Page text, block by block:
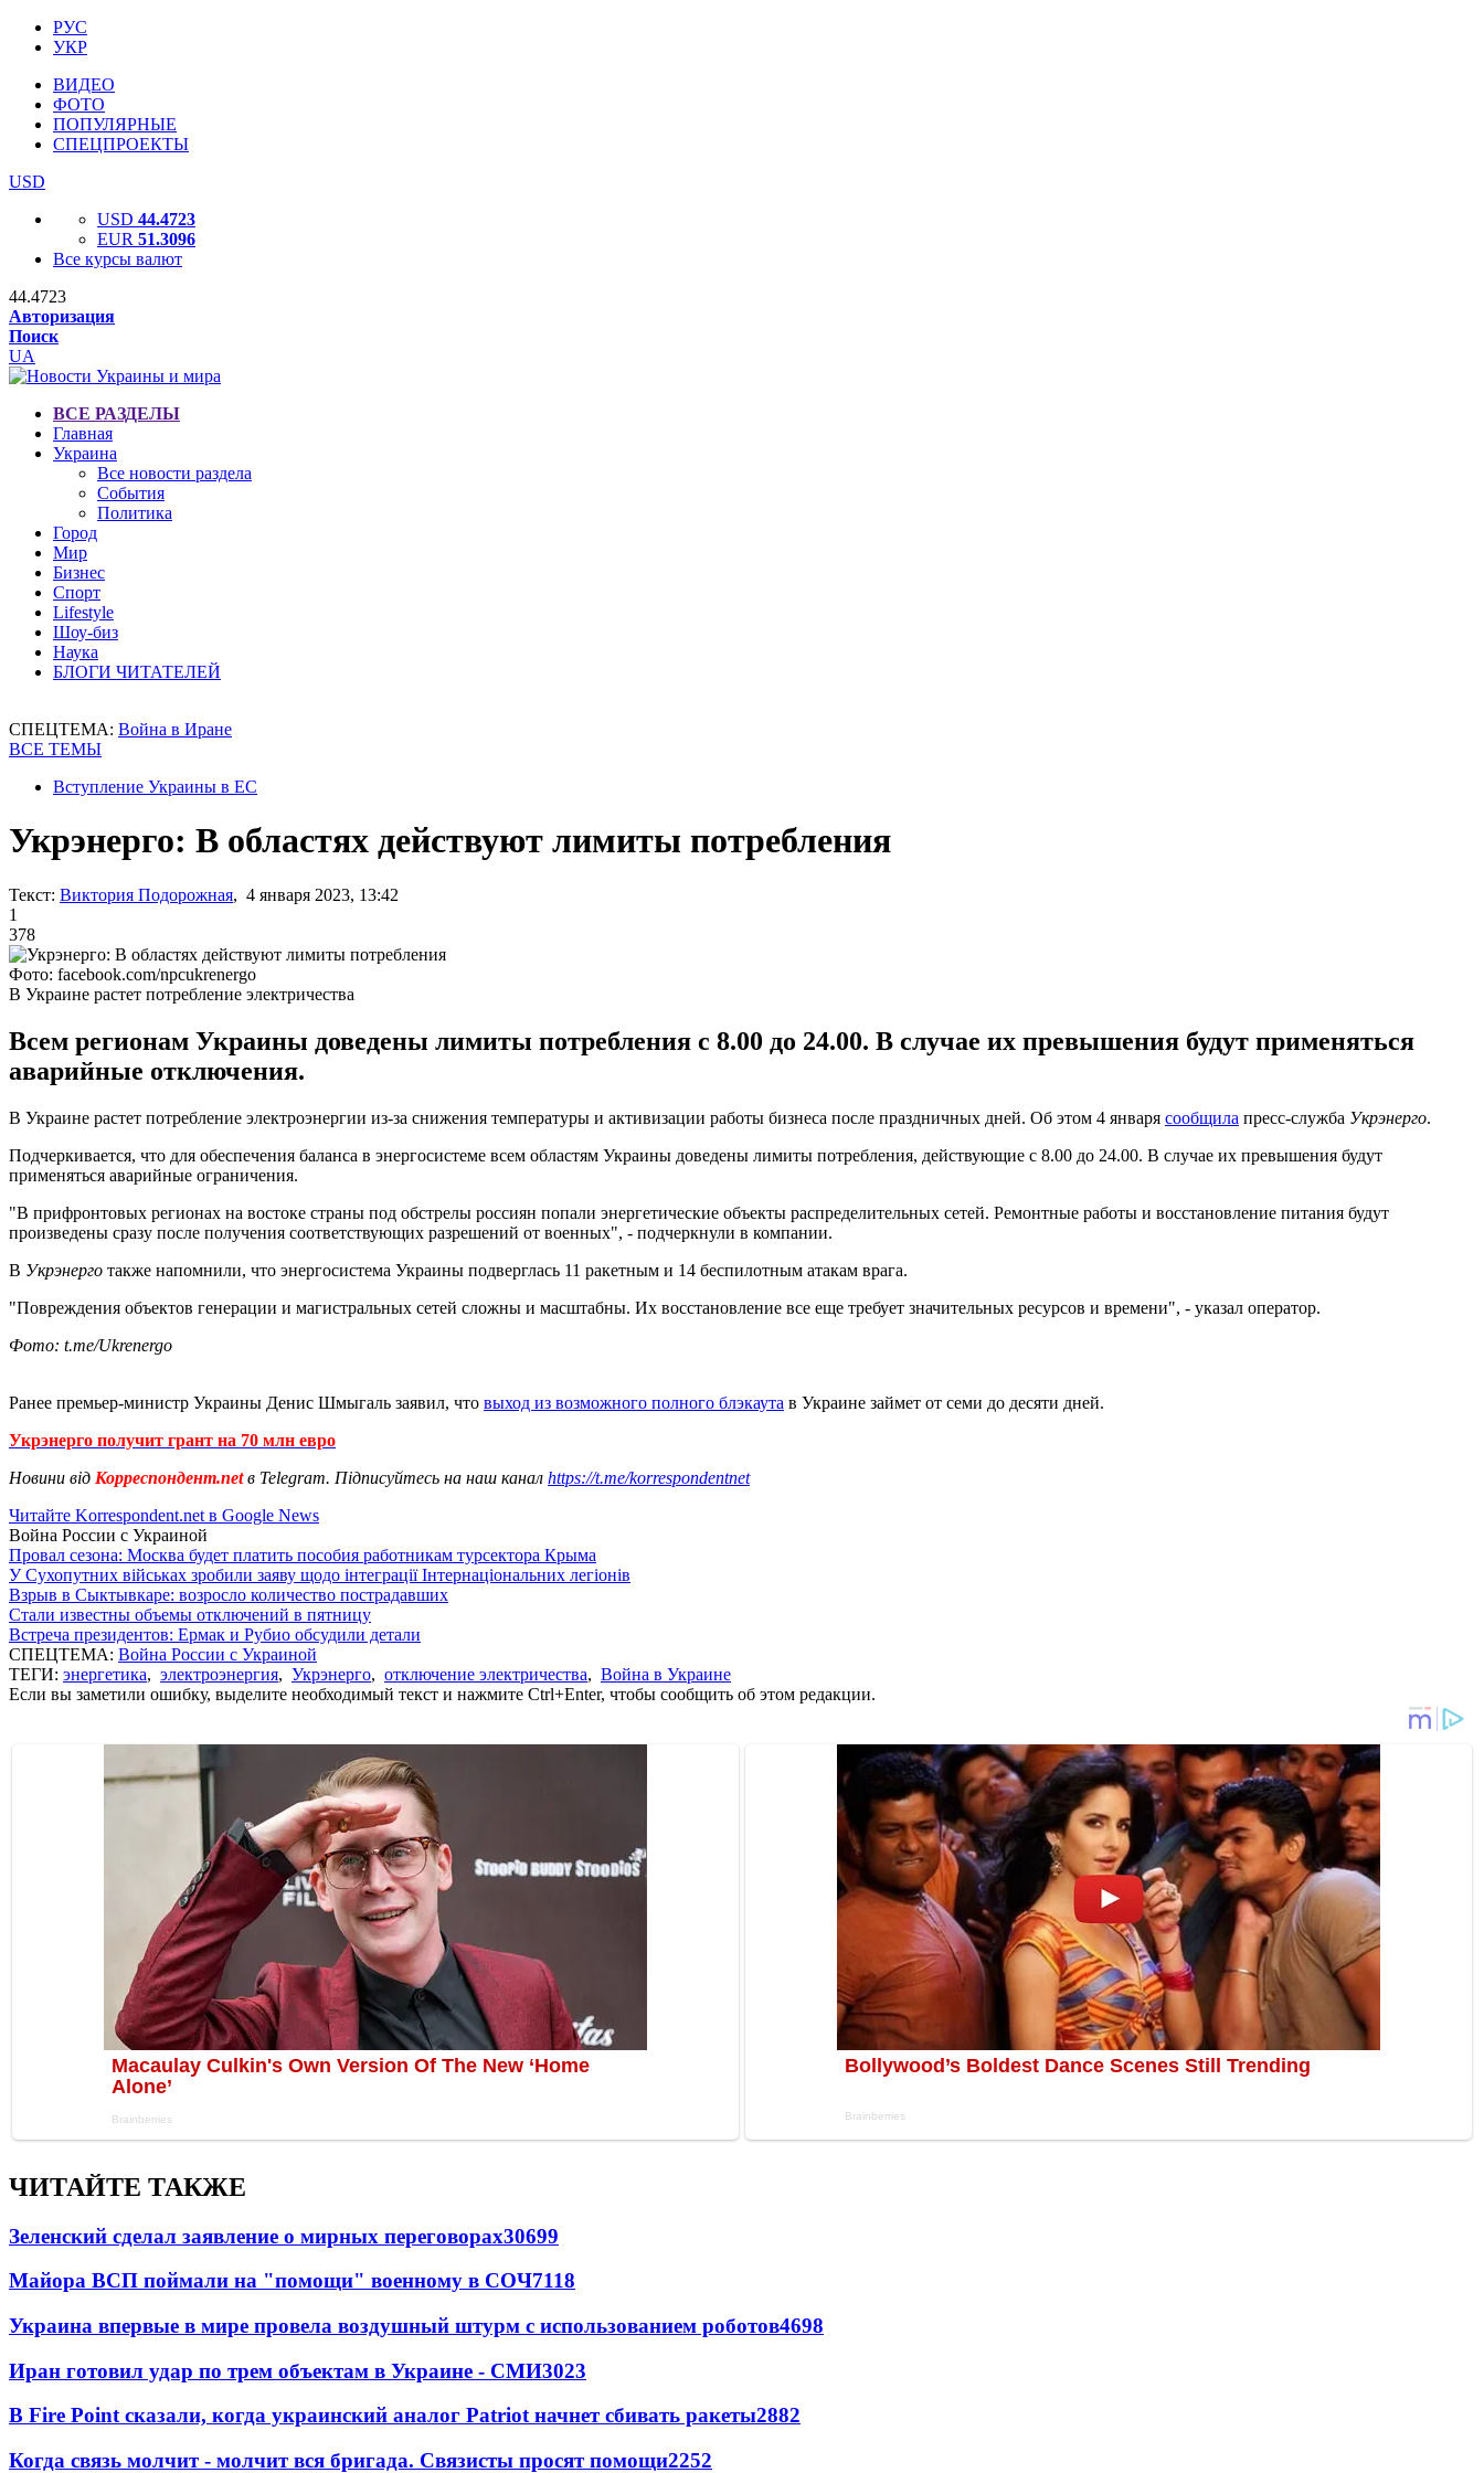
РУС
УКР
ВИДЕО
ФОТО
ПОПУЛЯРНЫЕ
СПЕЦПРОЕКТЫ
USD
USD 44.4723
EUR 51.3096
Все курсы валют
44.4723
Авторизация
Поиск
UA
ВСЕ РАЗДЕЛЫ
Главная
Украина
Все новости раздела
События
Политика
Город
Мир
Бизнес
Спорт
Lifestyle
Шоу-биз
Наука
БЛОГИ ЧИТАТЕЛЕЙ
СПЕЦТЕМА: Война в Иране
ВСЕ ТЕМЫ
Вступление Украины в ЕС
Укрэнерго: В областях действуют лимиты потребления
Текст: Виктория Подорожная, 4 января 2023, 13:42
1
378
Фото: facebook.com/npcukrenergo
В Украине растет потребление электричества
Всем регионам Украины доведены лимиты потребления с 8.00 до 24.00. В случае их превышения будут применяться
аварийные отключения.
В Украине растет потребление электроэнергии из-за снижения температуры и активизации работы бизнеса после праздничных дней. Об этом 4 января сообщила пресс-служба Укрэнерго.
Подчеркивается, что для обеспечения баланса в энергосистеме всем областям Украины доведены лимиты потребления, действующие с 8.00 до 24.00. В случае их превышения будут
применяться аварийные ограничения.
"В прифронтовых регионах на востоке страны под обстрелы россиян попали энергетические объекты распределительных сетей. Ремонтные работы и восстановление питания будут
произведены сразу после получения соответствующих разрешений от военных", - подчеркнули в компании.
В Укрэнерго также напомнили, что энергосистема Украины подверглась 11 ракетным и 14 беспилотным атакам врага.
"Повреждения объектов генерации и магистральных сетей сложны и масштабны. Их восстановление все еще требует значительных ресурсов и времени", - указал оператор.
Фото: t.me/Ukrenergo
Ранее премьер-министр Украины Денис Шмыгаль заявил, что выход из возможного полного блэкаута в Украине займет от семи до десяти дней.
Укрэнерго получит грант на 70 млн евро
Новини від Корреспондент.netв Telegram. Підписуйтесь на наш канал https://t.me/korrespondentnet
Читайте Korrespondent.net в Google News
Война России с Украиной
Провал сезона: Москва будет платить пособия работникам турсектора Крыма
У Сухопутних військах зробили заяву щодо інтеграції Інтернаціональних легіонів
Взрыв в Сыктывкаре: возросло количество пострадавших
Стали известны объемы отключений в пятницу
Встреча президентов: Ермак и Рубио обсудили детали
СПЕЦТЕМА: Война России с Украиной
ТЕГИ: энергетика, электроэнергия, Укрэнерго, отключение электричества, Война в Украине
Если вы заметили ошибку, выделите необходимый текст и нажмите Ctrl+Enter, чтобы сообщить об этом редакции.
ЧИТАЙТЕ ТАКЖЕ
Зеленский сделал заявление о мирных переговорах30699
Майора ВСП поймали на "помощи" военному в СОЧ7118
Украина впервые в мире провела воздушный штурм с использованием роботов4698
Иран готовил удар по трем объектам в Украине - СМИ3023
В Fire Point сказали, когда украинский аналог Patriot начнет сбивать ракеты2882
Когда связь молчит - молчит вся бригада. Связисты просят помощи2252